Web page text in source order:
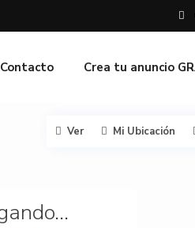
Contacto Crea tu anuncio
Ver Mi Ubicación